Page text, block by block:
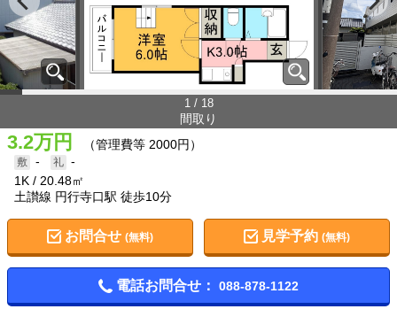
1 / 18
間取り
3.2万円 （管理費等 2000円）
-
-
1K
20.48㎡
土讃線 円行寺口駅 徒歩10分
お問合せ (無料) 見学予約(無料)
電話お問合せ： 088-878-1122